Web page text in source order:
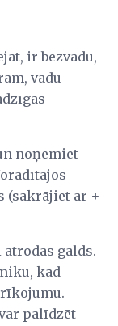
ir bezvadu,
vadu
noņemiet
(sakrājiet ar +
galds.
kad
palīdzēt